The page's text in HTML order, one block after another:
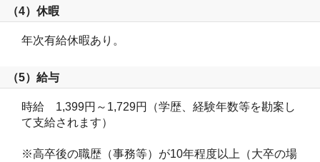
（4）休暇
年次有給休暇あり。
（5）給与
時給　1,399円～1,729円（学歴、経験年数等を勘案し
て支給されます）
※高卒後の職歴（事務等）が10年程度以上（大卒の場